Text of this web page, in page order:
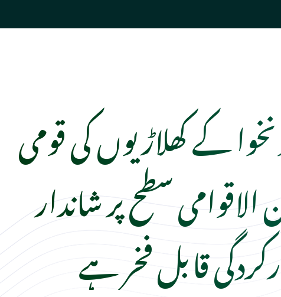
کے کھلاڑیوں کی قومی
الاقوامی سطح پر شاندار
قابلِ فخر ہے